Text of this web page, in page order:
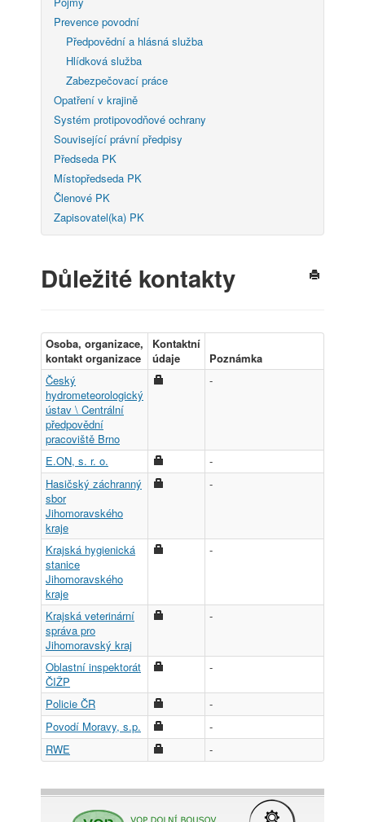
Prevence povodní
Předpovědní a hlásná služba
Hlídková služba
Zabezpečovací práce
Opatření v krajině
Systém protipovodňové ochrany
Související právní předpisy
Předseda PK
Místopředseda PK
Členové PK
Zapisovatel(ka) PK
Důležité kontakty
Osoba, organizace,
kontakt organizace
Kontaktní
údaje
Poznámka
Český
hydrometeorologický
ústav \ Centrální
předpovědní
pracoviště Brno
-
E.ON, s. r. o.
-
Hasičský záchranný
sbor
Jihomoravského
kraje
-
Krajská hygienická
stanice
Jihomoravského
kraje
-
Krajská veterinární
správa pro
Jihomoravský kraj
-
Oblastní inspektorát
ČIŽP
-
Policie ČR
-
Povodí Moravy, s.p.
-
RWE
-